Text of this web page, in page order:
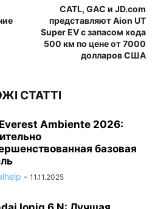
CATL, GAC и JD.com
представляют Aion UT
Super EV с запасом хода
500 км по цене от 7000
долларов США
СТАТТІ
Ambiente 2026:
базовая
- 11.11.2025